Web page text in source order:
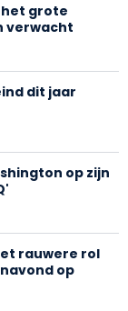
het grote
verwacht
dit jaar
op zijn
rauwere rol
op